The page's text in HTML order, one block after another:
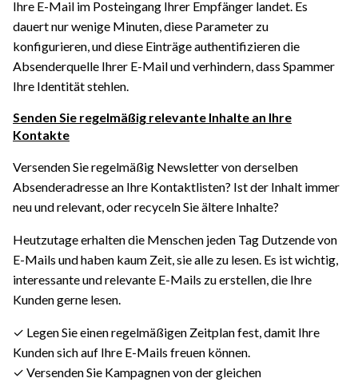
Ihre E-Mail im Posteingang Ihrer Empfänger landet. Es
dauert nur wenige Minuten, diese Parameter zu
konfigurieren, und diese Einträge authentifizieren die
Absenderquelle Ihrer E-Mail und verhindern, dass Spammer
Ihre Identität stehlen.
Senden Sie regelmäßig relevante Inhalte an Ihre
Kontakte
Versenden Sie regelmäßig Newsletter von derselben
Absenderadresse an Ihre Kontaktlisten? Ist der Inhalt immer
neu und relevant, oder recyceln Sie ältere Inhalte?
Heutzutage erhalten die Menschen jeden Tag Dutzende von
E-Mails und haben kaum Zeit, sie alle zu lesen. Es ist wichtig,
interessante und relevante E-Mails zu erstellen, die Ihre
Kunden gerne lesen.
✓ Legen Sie einen regelmäßigen Zeitplan fest, damit Ihre
Kunden sich auf Ihre E-Mails freuen können.
✓ Versenden Sie Kampagnen von der gleichen